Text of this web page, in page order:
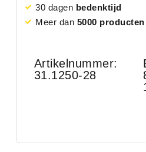
30 dagen bedenktijd
Meer dan 5000 producten
Artikelnummer:
31.1250-28